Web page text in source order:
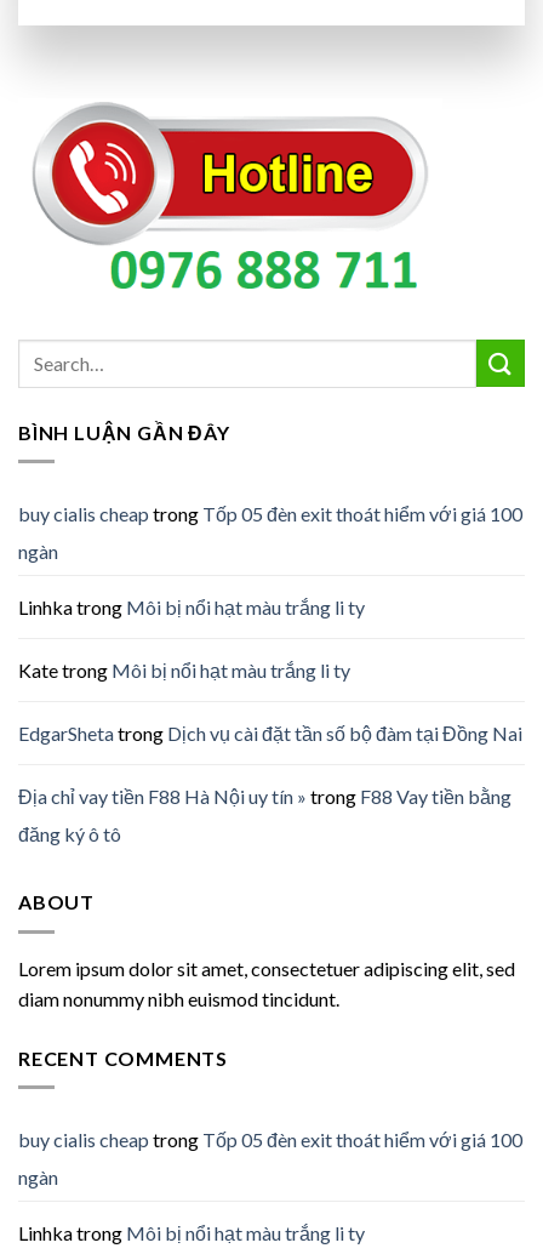
BÌNH LUẬN GẦN ĐÂY
buy cialis cheap trong Tốp 05 đèn exit thoát hiểm với giá 100
ngàn
Linhkatrong Môi bị nổi hạt màu trắng li ty
Katetrong Môi bị nổi hạt màu trắng li ty
EdgarShetatrong Dịch vụ cài đặt tần số bộ đàm tại Đồng Nai
Địa chỉ vay tiền F88 Hà Nội uy tín » trong F88 Vay tiền bằng
đăng ký ô tô
ABOUT
Lorem ipsum dolor sit amet, consectetuer adipiscing elit, sed
diam nonummy nibh euismod tincidunt.
RECENT COMMENTS
buy cialis cheap trong Tốp 05 đèn exit thoát hiểm với giá 100
ngàn
Linhkatrong Môi bị nổi hạt màu trắng li ty